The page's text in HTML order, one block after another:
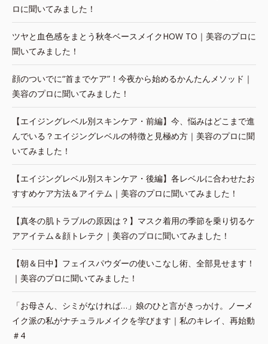
ロに聞いてみました！
ツヤと血色感をまとう秋冬ベースメイクHOW TO｜美容のプロに
聞いてみました！
顔のついでに“首までケア”！今夜から始めるかんたんメソッド｜
美容のプロに聞いてみました！
【エイジングレベル別スキンケア・前編】今、悩みはどこまで進
んでいる？エイジングレベルの特徴と見極め方｜美容のプロに聞
いてみました！
【エイジングレベル別スキンケア・後編】各レベルに合わせたお
すすめケア方法＆アイテム｜美容のプロに聞いてみました！
【真冬の肌トラブルの原因は？】マスク着用の季節を乗り切るケ
アアイテム＆顔トレテク｜美容のプロに聞いてみました！
【朝＆日中】フェイスパウダーの使いこなし術、全部見せます！
｜美容のプロに聞いてみました！
「お母さん、シミがなければ…」娘のひと言がきっかけ。ノーメ
イク派の私がナチュラルメイクを学びます｜私のキレイ、再始動
＃4